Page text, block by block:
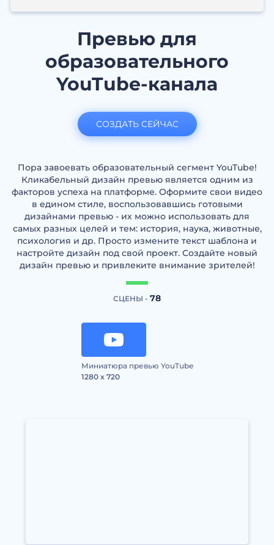
Превью для
образовательного
YouTube-канала
Пора завоевать образовательный сегмент YouTube!
Кликабельный дизайн превью является одним из
факторов успеха на платформе. Оформите свои видео
в едином стиле, воспользовавшись готовыми
дизайнами превью - их можно использовать для
самых разных целей и тем: история, наука, животные,
психология и др. Просто измените текст шаблона и
настройте дизайн под свой проект. Создайте новый
дизайн превью и привлеките внимание зрителей!
СЦЕНЫ - 78
Миниатюра превью YouTube
1280 x 720
СОЗДАТЬ СЕЙЧАС